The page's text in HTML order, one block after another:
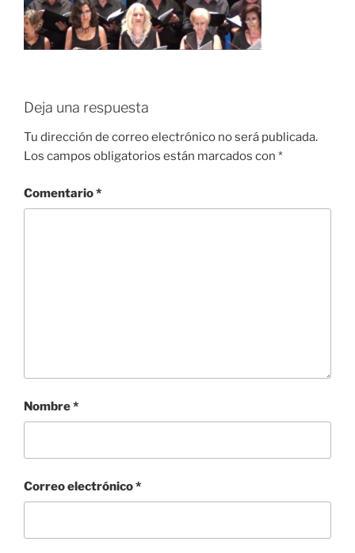
Deja una respuesta
Tu dirección de correo electrónico no será publicada.
Los campos obligatorios están marcados con *
Comentario*
Nombre*
Correo electrónico*